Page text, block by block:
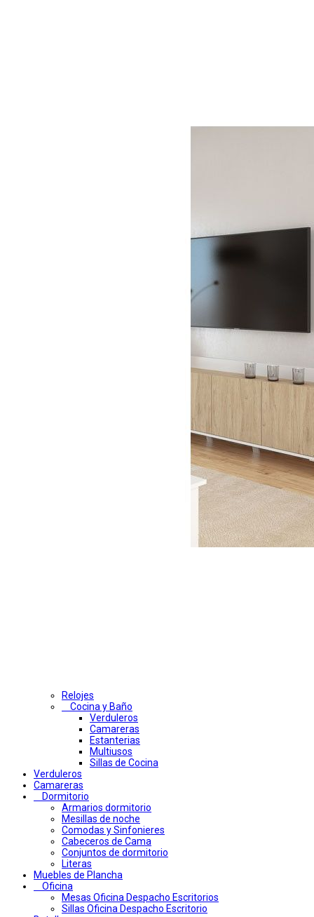
Relojes
Cocina y Baño
Verduleros
Camareras
Estanterias
Multiusos
Sillas de Cocina
Verduleros
Camareras
Dormitorio
Armarios dormitorio
Mesillas de noche
Comodas y Sinfonieres
Cabeceros de Cama
Conjuntos de dormitorio
Literas
Muebles de Plancha
Oficina
Mesas Oficina Despacho Escritorios
Sillas Oficina Despacho Escritorio